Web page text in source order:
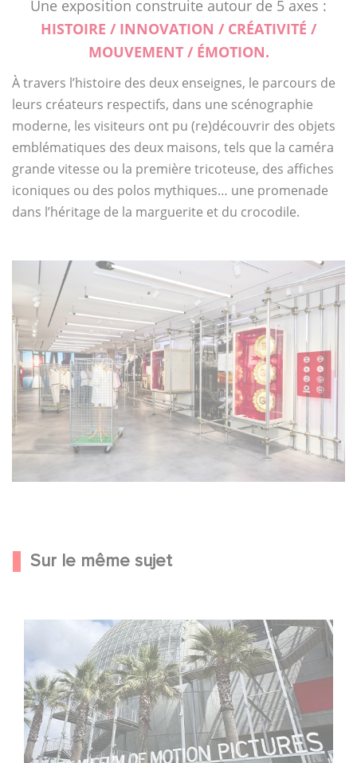
Une exposition construite autour de 5 axes :
HISTOIRE / INNOVATION / CRÉATIVITÉ /
MOUVEMENT / ÉMOTION.
À travers l’histoire des deux enseignes, le parcours de
leurs créateurs respectifs, dans une scénographie
moderne, les visiteurs ont pu (re)découvrir des objets
emblématiques des deux maisons, tels que la caméra
grande vitesse ou la première tricoteuse, des affiches
iconiques ou des polos mythiques… une promenade
dans l’héritage de la marguerite et du crocodile.
Sur le même sujet
Gaumont célèbre ses 130 ans au Musée des Oscars à
Los Angeles !